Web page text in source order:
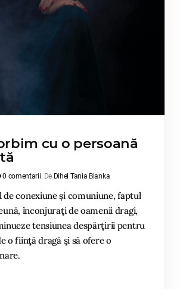
cu o persoană
0 comentarii De Dihel Tania Blanka
de conexiune și comuniune, faptul
înconjuraţi de oamenii dragi,
tensiunea despărţirii pentru
o fiinţă dragă şi să ofere o